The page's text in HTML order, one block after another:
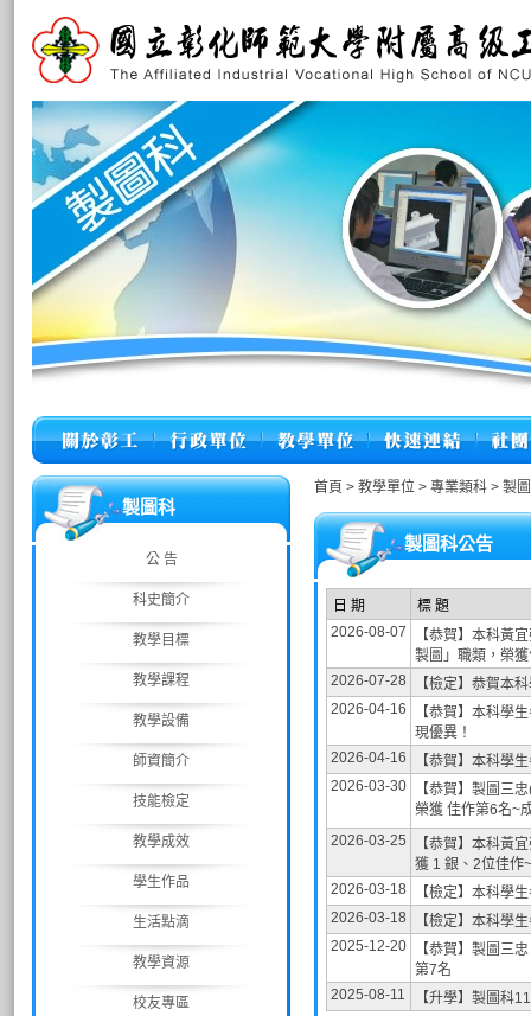
製圖科
公 告
科史簡介
教學目標
教學課程
教學設備
師資簡介
技能檢定
教學成效
學生作品
生活點滴
教學資源
校友專區
首頁 > 教學單位 > 專業類科 > 製
製圖科公告
日 期
標 題
2026-08-07
【恭賀】本科黃
製圖」職類，榮
2026-07-28
【檢定】恭賀本
2026-04-16
【恭賀】本科學
現優異！
2026-04-16
【恭賀】本科學
2026-03-30
【恭賀】製圖三
榮獲 佳作第6名~
2026-03-25
【恭賀】本科黃
獲 1 銀、2位佳作
2026-03-18
【檢定】本科學
2026-03-18
【檢定】本科學
2025-12-20
【恭賀】製圖三
第7名
2025-08-11
【升學】製圖科